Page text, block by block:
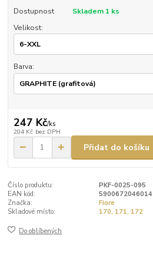
Dostupnost
Skladem 1 ks
Velikost:
Barva:
247 Kč/ks
204 Kč bez DPH
Přidat do košíku
Číslo produktu:
PKF-0025-095
EAN kód:
5900672046014
Značka:
Fiore
Skladové místo:
170, 171, 172
Do oblíbených